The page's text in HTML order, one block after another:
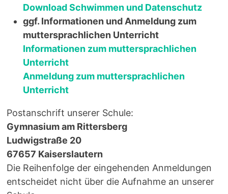
Download Schwimmen und Datenschutz
ggf. Informationen und Anmeldung zum
muttersprachlichen Unterricht
Informationen zum muttersprachlichen
Unterricht
Anmeldung zum muttersprachlichen
Unterricht
Postanschrift unserer Schule:
Gymnasium am Rittersberg
Ludwigstraße 20
67657 Kaiserslautern
Die Reihenfolge der eingehenden Anmeldungen
entscheidet nicht über die Aufnahme an unserer